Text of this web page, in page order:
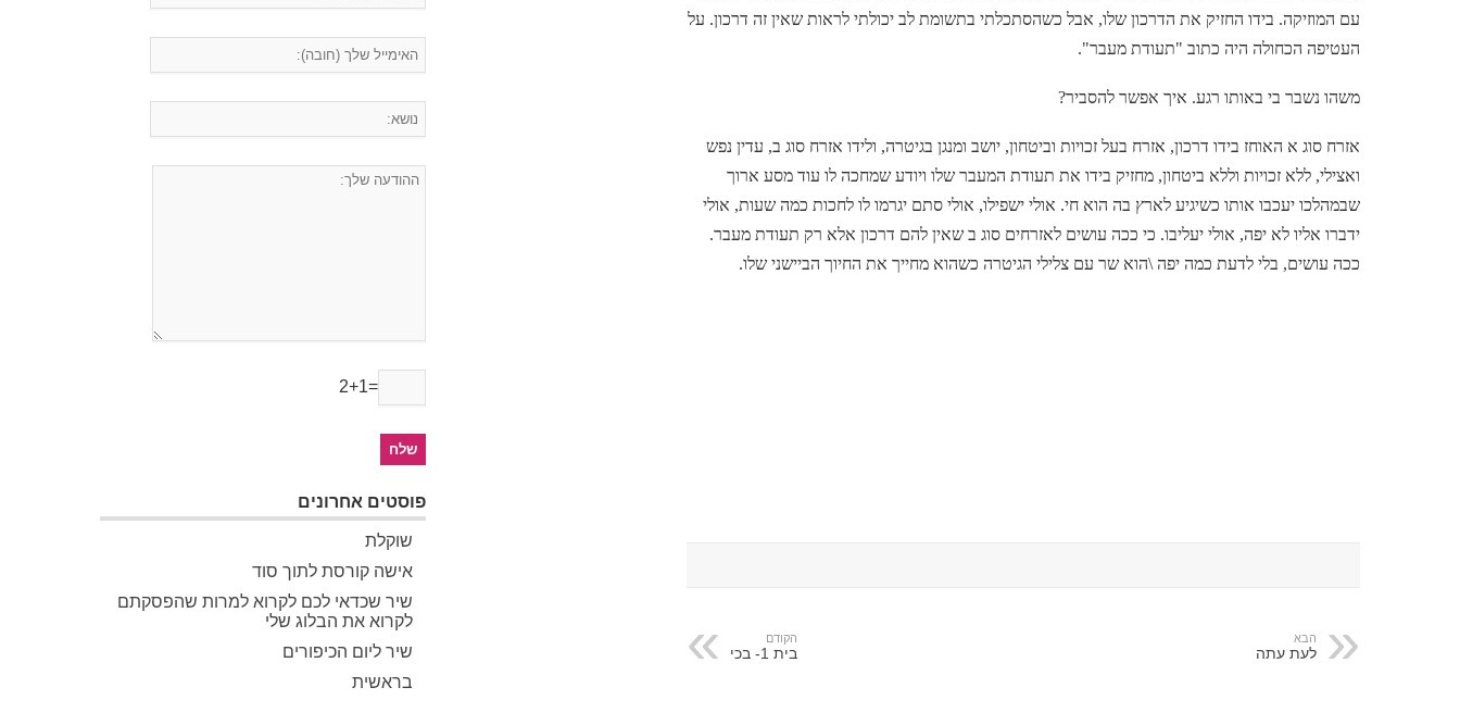
עם המוזיקה. בידו החזיק את הדרכון שלו, אבל כשהסתכלתי בתשומת לב יכולתי לראות שאין זה דרכון. על
העטיפה הכחולה היה כתוב "תעודת מעבר".
משהו נשבר בי באותו רגע. איך אפשר להסביר?
אזרח סוג א האוחז בידו דרכון, אזרח בעל זכויות וביטחון, יושב ומנגן בגיטרה, ולידו אזרח סוג ב, עדין נפש
ואצילי, ללא זכויות וללא ביטחון, מחזיק בידו את תעודת המעבר שלו ויודע שמחכה לו עוד מסע ארוך
שבמהלכו יעכבו אותו כשיגיע לארץ בה הוא חי. אולי ישפילו, אולי סתם יגרמו לו לחכות כמה שעות, אולי
ידברו אליו לא יפה, אולי יעליבו. כי ככה עושים לאזרחים סוג ב שאין להם דרכון אלא רק תעודת מעבר.
ככה עושים, בלי לדעת כמה יפה \הוא שר עם צלילי הגיטרה כשהוא מחייך את החיוך הביישני שלו.
הקודם
בית 1- בכי
הבא
לעת עתה
2+1=
פוסטים אחרונים
שוקלת
אישה קורסת לתוך סוד
שיר שכדאי לכם לקרוא למרות שהפסקתם
לקרוא את הבלוג שלי
שיר ליום הכיפורים
בראשית